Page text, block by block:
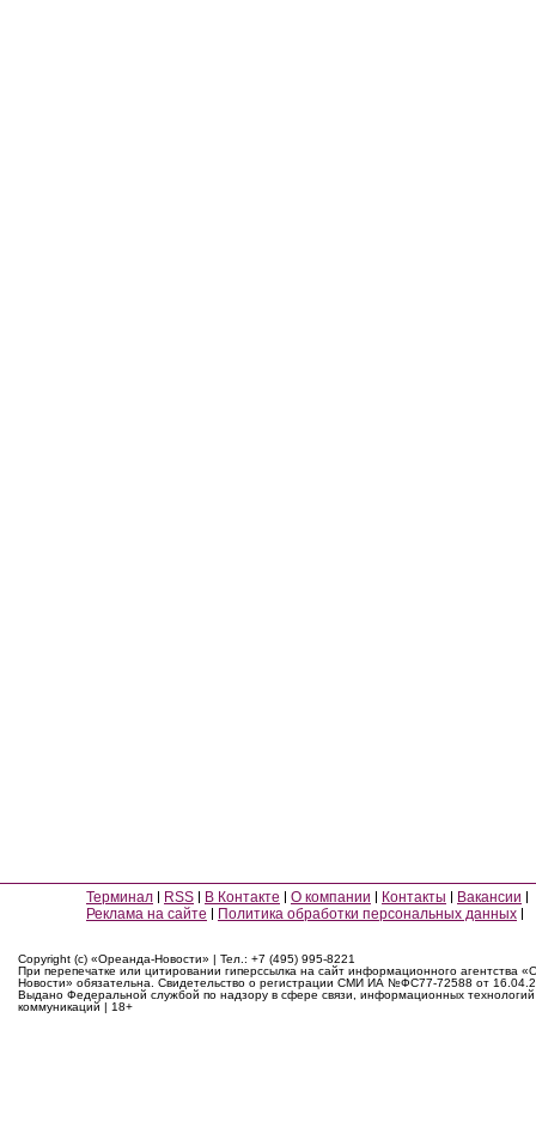
Терминал RSS В Контакте О компании Контакты
Вакансии
Реклама на сайте
Политика обработки персональных данных
Copyright (c) «Ореанда-Новости» | Тел.: +7 (495) 995-8221
При перепечатке или цитировании гиперссылка на сайт информационного агентства
Новости» обязательна. Свидетельство о регистрации СМИ ИА №ФС77-72588 от
Выдано Федеральной службой по надзору в сфере связи, информационных
коммуникаций | 18+